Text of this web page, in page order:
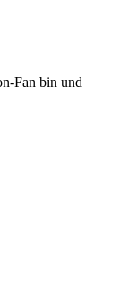
Fan bin und